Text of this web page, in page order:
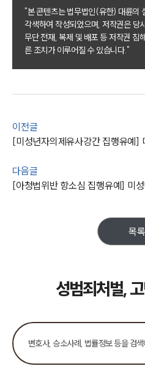
고객의
주요 업
사례분석/
성범죄대응
"본 콘텐츠는 법무법인(유한) 대륜의
각색하여 작성되었으며, 저작권은 당
무단 전재, 복제 및 배포 등 저작권 침
른 조치가 이루어질 수 있습니다."
이전글
다음글
목록
성범죄처벌,